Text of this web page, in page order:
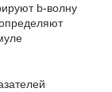
b-волну